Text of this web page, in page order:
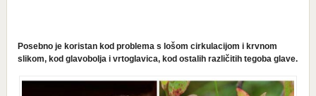
Posebno je koristan kod problema s lošom cirkulacijom i krvnom
slikom, kod glavobolja i vrtoglavica, kod ostalih različitih tegoba glave.